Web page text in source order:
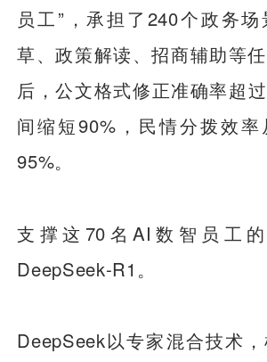
员工”，承担了240个政务
草、政策解读、招商辅助等
后，公文格式修正准确率超
间缩短90%，民情分拨效率
95%。
支撑这70名AI数智员工
DeepSeek‑R1。
DeepSeek以专家混合技术